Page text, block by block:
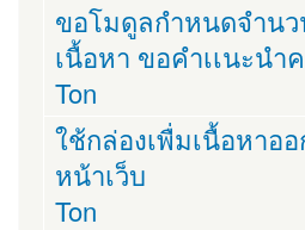
ขอโมดูลกำหนดจำนว
เนื้อหา ขอคำเเนะนำ
Ton
ใช้กล่องเพื่มเนื้อหาอ
หน้าเว็บ
Ton